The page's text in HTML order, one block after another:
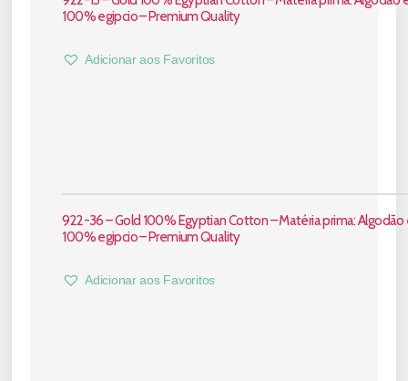
100% egipcio – Premium Quality
Adicionar aos Favoritos
922-36 – Gold 100% Egyptian Cotton – Matéria prima: Algodão
100% egipcio – Premium Quality
Adicionar aos Favoritos